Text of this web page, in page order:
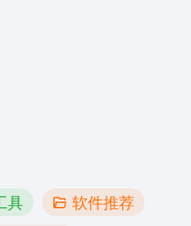
具
软件推荐